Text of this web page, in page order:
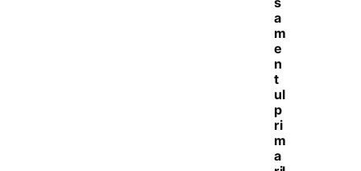
a
m
e
n
t
ul
p
ri
m
a